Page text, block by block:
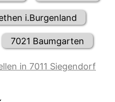
i.Burgenland
7021 Baumgarten
in 7011 Siegendorf